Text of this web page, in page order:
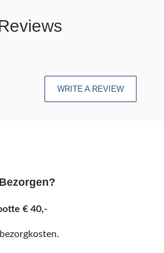
WRITE A REVIEW
Bezorgen?
€ 40,-